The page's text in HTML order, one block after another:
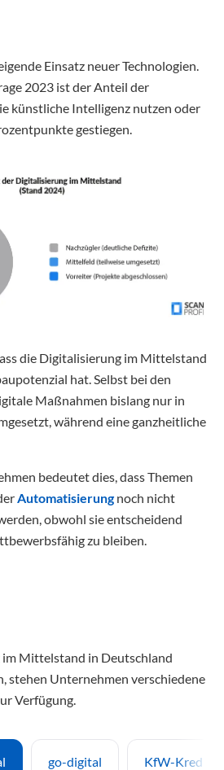
Einsatz neuer Technologien.
2023 ist der Anteil der
künstliche Intelligenz nutzen oder
gestiegen.
die Digitalisierung im Mittelstand
hat. Selbst bei den
Maßnahmen bislang nur in
während eine ganzheitliche
bedeutet dies, dass Themen
Automatisierungnoch nicht
obwohl sie entscheidend
zu bleiben.
Mittelstand in Deutschland
stehen Unternehmen verschiedene
Verfügung.
go-digital KfW-Kredite